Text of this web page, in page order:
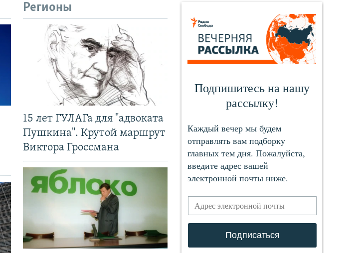
Регионы
15 лет ГУЛАГа для "адвоката
Пушкина". Крутой маршрут
Виктора Гроссмана